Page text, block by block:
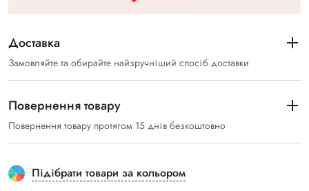
Доставка
Замовляйте та обирайте найзручніший спосіб доставки
Повернення товару
Повернення товару протягом 15 днів безкоштовно
Підібрати товари за кольором